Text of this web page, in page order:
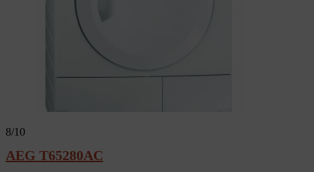
8/10
AEG T65280AC